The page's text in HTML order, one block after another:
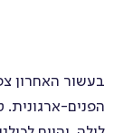
בעשור האחרון
הפנים-ארגונית.